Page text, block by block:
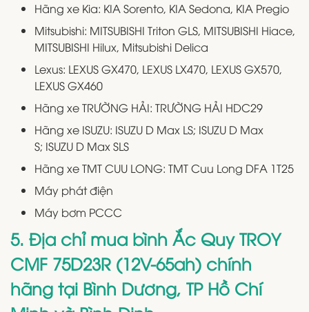
Hãng xe Kia: KIA Sorento, KIA Sedona, KIA Pregio
Mitsubishi: MITSUBISHI Triton GLS, MITSUBISHI Hiace,
MITSUBISHI Hilux, Mitsubishi Delica
Lexus: LEXUS GX470, LEXUS LX470, LEXUS GX570,
LEXUS GX460
Hãng xe TRƯỜNG HẢI: TRƯỜNG HẢI HDC29
Hãng xe ISUZU: ISUZU D Max LS; ISUZU D Max
S; ISUZU D Max SLS
Hãng xe TMT CUU LONG: TMT Cuu Long DFA 1T25
Máy phát điện
Máy bơm PCCC
5. Địa chỉ mua bình Ắc Quy TROY
CMF 75D23R (12V-65ah) chính
hãng tại Bình Dương, TP Hồ Chí